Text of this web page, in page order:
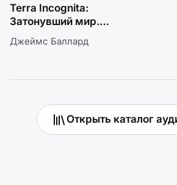
Terra Incognita:
Затонувший мир.
Выжженный мир.
Хрустальный мир
Джеймс Баллард
Открыть каталог